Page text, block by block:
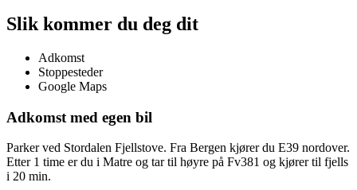
Slik kommer du deg dit
Adkomst
Stoppesteder
Google Maps
Adkomst med egen bil
Parker ved Stordalen Fjellstove. Fra Bergen kjører du E39 nordover.
Etter 1 time er du i Matre og tar til høyre på Fv381 og kjører til fjells
i 20 min.